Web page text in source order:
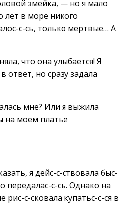
змейка, — но я мало
лет в море никого
с-сь, только мертвые… А
что она улыбается! Я
ответ, но сразу задала
мне? Или я выжила
на моем платье
я дейс-с-ствовала быс-
передалас-с-сь. Однако на
рис-с-сковала купатьс-с-ся в